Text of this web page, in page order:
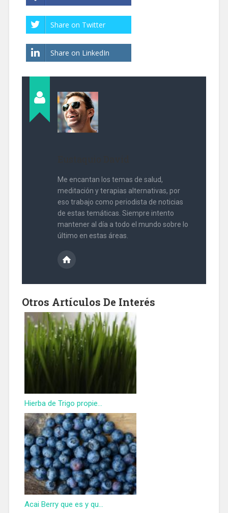
Share on Twitter
Share on LinkedIn
Me encantan los temas de salud,
meditación y terapias alternativas, por
eso trabajo como periodista de noticias
de estas temáticas. Siempre intento
mantener al día a todo el mundo sobre lo
último en estas áreas.
Otros Artículos De Interés
Hierba de Trigo propie...
Acai Berry que es y qu...